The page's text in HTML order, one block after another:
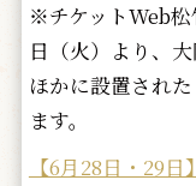
※チケットWeb松
日（火）より、
ほかに設置され
ます。
【6月28日・29